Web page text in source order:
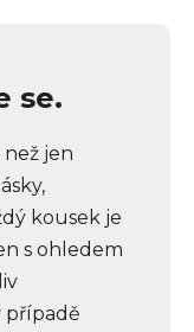
se.
než jen
kousek je
s ohledem
případě